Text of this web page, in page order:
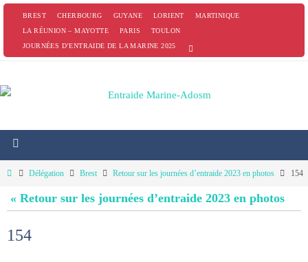
PasserBREST CHERBOURG GUYANE LORIENT
MARTINIQUE
LA RÉUNION – MAYOTTE
PARIS
TOULON
JOURNÉES D’ENTRAIDE DE LA MARINE 2025
HomeDélégation Brest Retour sur les journées d’entraide 2023 en photos 154
« Retour sur les journées d’entraide 2023 en photos
154